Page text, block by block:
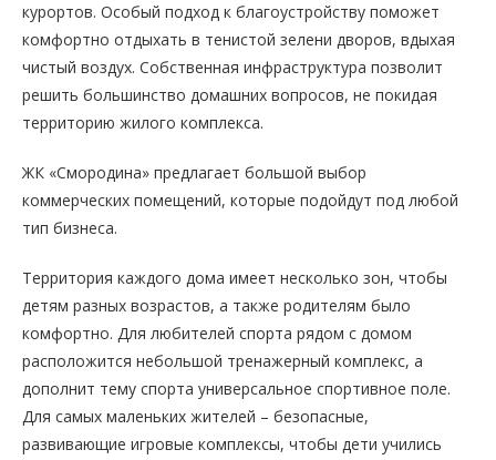
курортов. Особый подход к благоустройству поможет
комфортно отдыхать в тенистой зелени дворов, вдыхая
чистый воздух. Собственная инфраструктура позволит
решить большинство домашних вопросов, не покидая
территорию жилого комплекса.
ЖК «Смородина» предлагает большой выбор
коммерческих помещений, которые подойдут под любой
тип бизнеса.
Территория каждого дома имеет несколько зон, чтобы
детям разных возрастов, а также родителям было
комфортно. Для любителей спорта рядом с домом
расположится небольшой тренажерный комплекс, а
дополнит тему спорта универсальное спортивное поле.
Для самых маленьких жителей – безопасные,
развивающие игровые комплексы, чтобы дети учились